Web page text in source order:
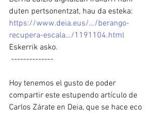
duten pertsonentzat, hau da esteka:
https://www.deia.eus/…/berango-
recupera-escala…/1191104.html
Eskerrik asko.
--------------
Hoy tenemos el gusto de poder
compartir este estupendo artículo de
Carlos Zárate en Deia, que se hace eco